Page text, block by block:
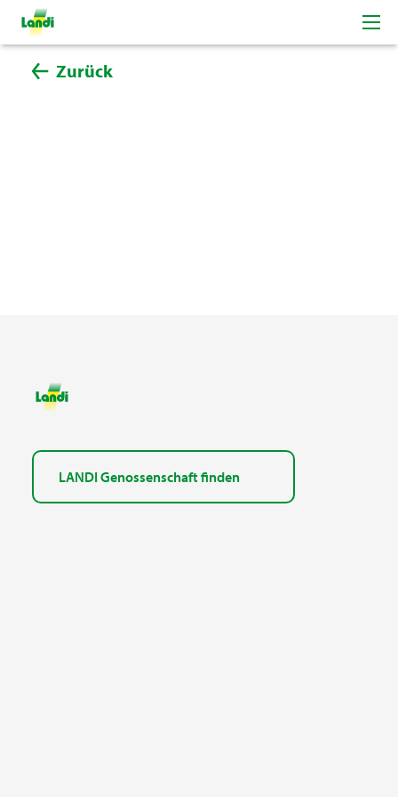
Zurück
LANDI Genossenschaft finden